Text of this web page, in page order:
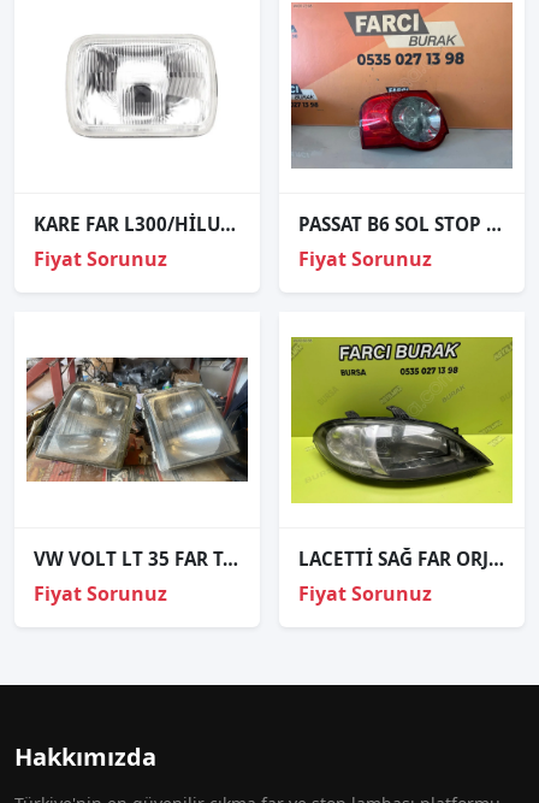
KARE FAR L300/HİLUX/L200/D21
Fiyat Sorunuz
PASSAT B6 SOL STOP ORJİNAL 1
Fiyat Sorunuz
VW VOLT LT 35 FAR TAKIM
Fiyat Sorunuz
LACETTİ SAĞ FAR ORJİNAL
Fiyat Sorunuz
Hakkımızda